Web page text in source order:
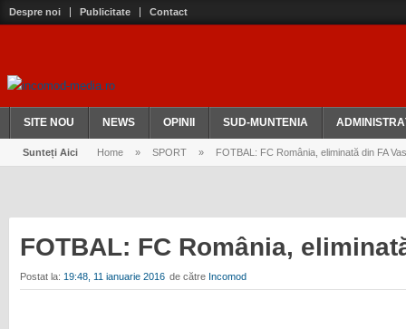
Despre noi Publicitate Contact
SITE NOU NEWS OPINII SUD-MUNTENIA
Sunteți Aici Home » SPORT » FOTBAL: FC România, eliminată din FA
FOTBAL: FC România,
Postat la: 19:48, 11 ianuarie 2016 de către Incomod